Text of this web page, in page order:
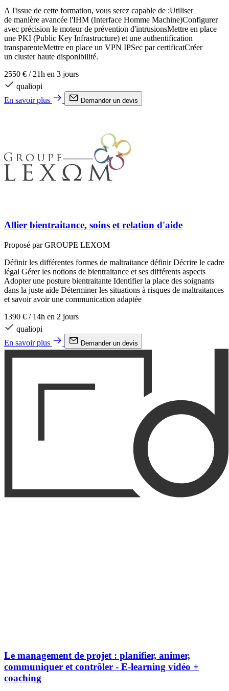
A l'issue de cette formation, vous serez capable de :Utiliser
de manière avancée l'IHM (Interface Homme Machine)Configurer
avec précision le moteur de prévention d'intrusionsMettre en place
une PKI (Public Key Infrastructure) et une authentification
transparenteMettre en place un VPN IPSec par certificatCréer
un cluster haute disponibilité.
2550 € / 21h en 3 jours
qualiopi
En savoir plus
Demander un devis
Allier bientraitance, soins et relation d'aide
Proposé par GROUPE LEXOM
Définir les différentes formes de maltraitance définir Décrire le cadre
légal Gérer les notions de bientraitance et ses différents aspects
Adopter une posture bientraitante Identifier la place des soignants
dans la juste aide Déterminer les situations à risques de maltraitances
et savoir avoir une communication adaptée
1390 € / 14h en 2 jours
qualiopi
En savoir plus
Demander un devis
Le management de projet : planifier, animer,
communiquer et contrôler - E-learning vidéo +
coaching